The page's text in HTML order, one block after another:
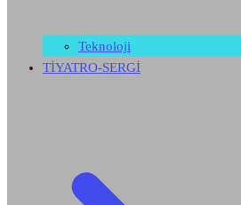
Teknoloji
TİYATRO-SERGİ